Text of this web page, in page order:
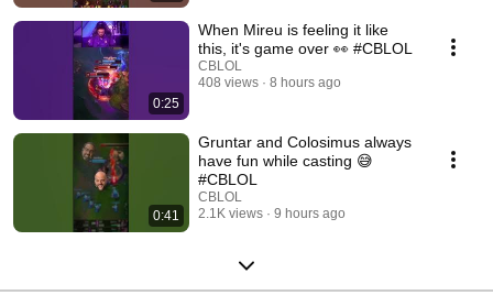
0:25
When Mireu is feeling it like
this, it's game over 👀 #CBLOL
CBLOL
408 views
8 hours ago
0:41
Gruntar and Colosimus always
have fun while casting 😅
#CBLOL
CBLOL
2.1K views
9 hours ago